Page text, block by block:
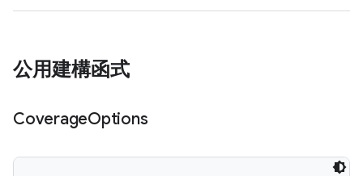
公用建構函式
CoverageOptions